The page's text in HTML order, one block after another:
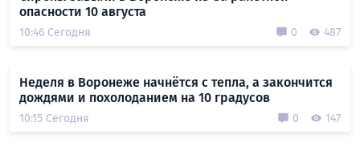
опасности 10 августа
10:46 Сегодня 0 487
Неделя в Воронеже начнётся с тепла, а закончится
дождями и похолоданием на 10 градусов
10:15 Сегодня 0 147